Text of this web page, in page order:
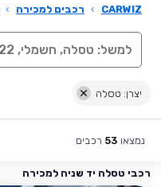
CARWIZ
› רכבים למכירה ›
יצרן: טסלה
נמצאו 53 רכבים
רכבי טסלה יד שניה למכירה